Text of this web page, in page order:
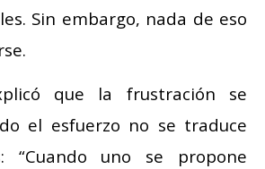
Sin embargo, nada de eso
que la frustración se
el esfuerzo no se traduce
“Cuando uno se propone